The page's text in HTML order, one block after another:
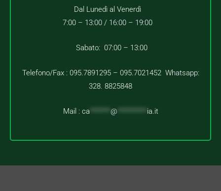
Dal Lunedì al Venerdì
7:00 – 13:00 / 16:00 – 19:00
Sabato: 07:00 – 13:00
Telefono/Fax : 095.7891295 – 095.7021452 Whatsapp:
328. 8825848
Mail : ca @ ia.it